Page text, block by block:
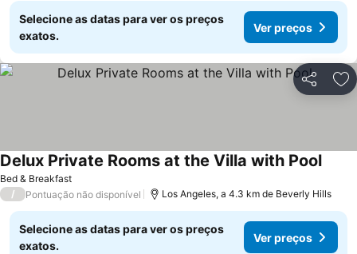
Selecione as datas para ver os preços
exatos.
Ver preços
Partilhar
Bed & Breakfast
Delux Private Rooms at the Villa with Pool
/ Pontuação não disponível Los Angeles, a 4.3 km de Beverly Hills
Selecione as datas para ver os preços
exatos.
Ver preços